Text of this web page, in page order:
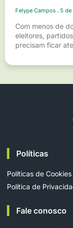
Felype Campos 5 de
Com menos de
eleitores,
precisam ficar
Políticas
Políticas de Cookies
Política de
Fale conosco